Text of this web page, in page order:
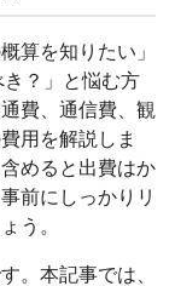
算を知りたい」
き？」と悩む方
費、通信費、観
用を解説しま
めると出費はか
前にしっかりリ
う。
。本記事では、